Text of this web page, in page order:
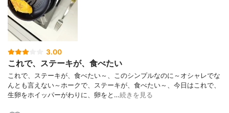
3.00
これで、ステーキが、食べたい
これで、ステーキが、食べたい～、このシンプルなのに～オシャレでな
んとも言えない～ホークで、ステーキが、食べたい～、今日はこれで、
生卵をホイッパーがわりに、卵をと…続きを見る